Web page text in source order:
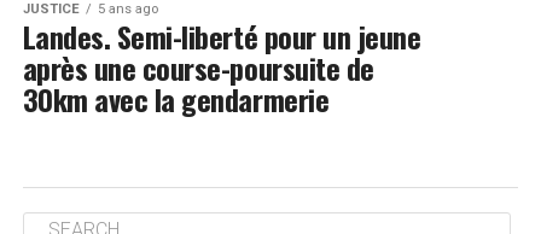
JUSTICE 5 ans ago
Landes. Semi-liberté pour un jeune
après une course-poursuite de
30km avec la gendarmerie